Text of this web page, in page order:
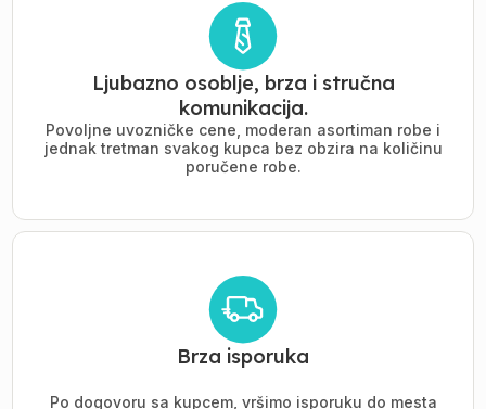
Ljubazno osoblje, brza i stručna
komunikacija.
Povoljne uvozničke cene, moderan asortiman robe i
jednak tretman svakog kupca bez obzira na količinu
poručene robe.
Brza isporuka
Po dogovoru sa kupcem, vršimo isporuku do mesta